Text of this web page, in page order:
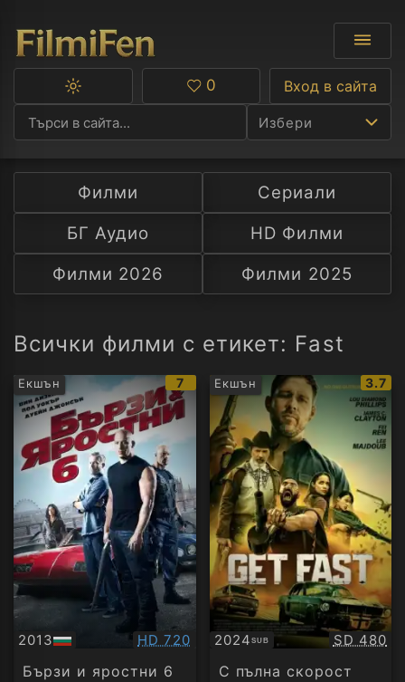
Избери
Ф
С
А
Превключване
тъмна
тема
Любими
0 Вход в сайта
Филми
Сериали
БГ Аудио
HD Филми
Филми 2026
Филми 2025
Всички филми с етикет: Fast
Екшън
IMDb
рейтинг:
7
2013
БГ
аудио
Качество:
HD 720
Бързи и яростни 6
Екшън
IMDb
3.7
2024SUB
Субтитри SD 480
С пълна скорост